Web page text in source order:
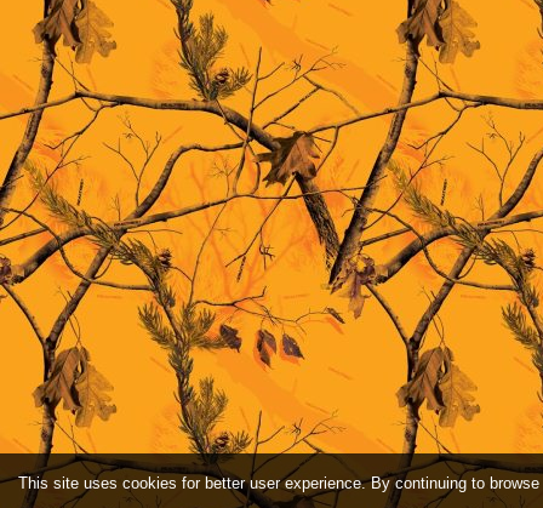
This site uses cookies for better user experience. By continuing to